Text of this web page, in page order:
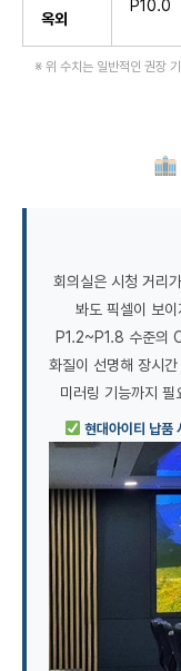
옥외
P10.0
※ 위 수치는 일반적인 권장
회의실은 시청 거리
봐도 픽셀이 보
P1.2~P1.8 수준의
화질이 선명해 장시
미러링 기능까지
현대아이티 납